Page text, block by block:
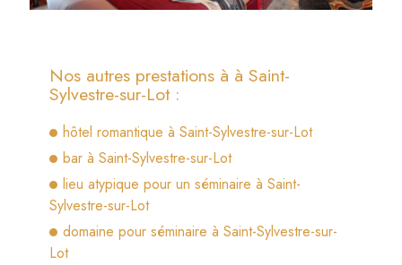
Nos autres prestations à à Saint-
Sylvestre-sur-Lot :
hôtel romantique à Saint-Sylvestre-sur-Lot
bar à Saint-Sylvestre-sur-Lot
lieu atypique pour un séminaire à Saint-
Sylvestre-sur-Lot
domaine pour séminaire à Saint-Sylvestre-sur-
Lot